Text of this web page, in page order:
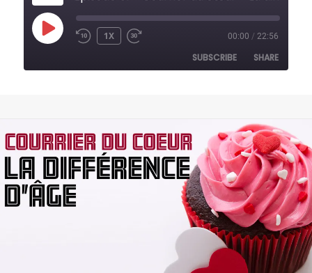
PLAY
EPISODE REWIND
1X
FAST
00:00 / 22:56
SUBSCRIBE SHARE
EMBED